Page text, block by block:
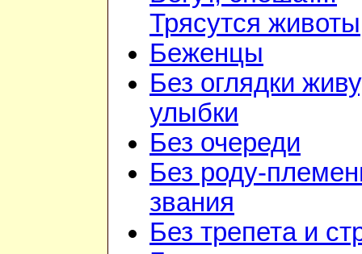
Трясутся животы
Беженцы
Без оглядки
улыбки
Без очереди
Без роду-
звания
Без трепета и